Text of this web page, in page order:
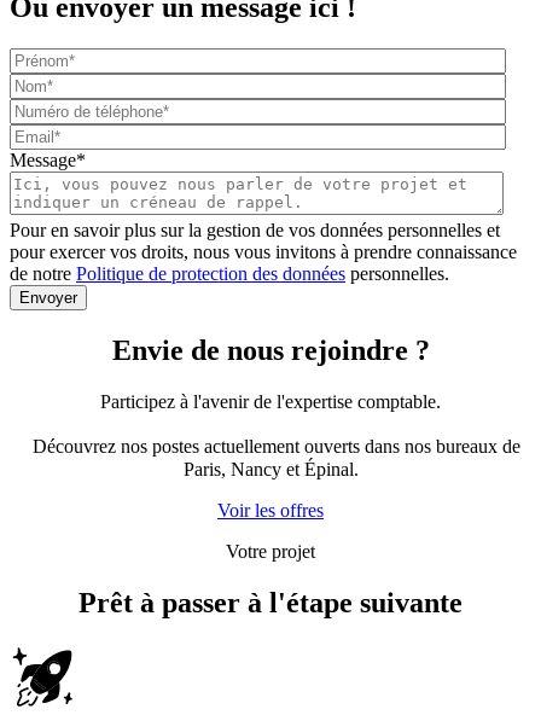
Ou envoyer un message ici !
Message*
Pour en savoir plus sur la gestion de vos données personnelles et
pour exercer vos droits, nous vous invitons à prendre connaissance
de notre Politique de protection des données personnelles.
Envie de nous rejoindre ?
Participez à l'avenir de l'expertise comptable.
Découvrez nos postes actuellement ouverts dans nos bureaux de
Paris, Nancy et Épinal.
Voir les offres
Votre projet
Prêt à passer à l'étape suivante